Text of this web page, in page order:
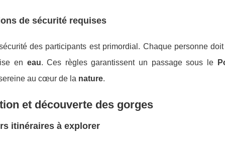
de sécurité requises
des participants est primordial. Chaque personne
en eau. Ces règles garantissent un passage sous le
au cœur de la nature.
et découverte des gorges
itinéraires à explorer